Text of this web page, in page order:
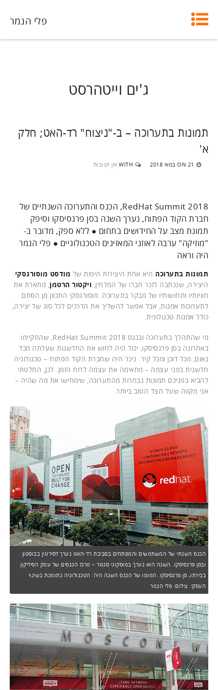
פלי הנמר
ג'ים וייטהרסט
תמונות בתערוכה – ב-"ניצוח" רד-האט; חלק
א'
ON 21 במאי 2018 WITH אין תגובות
RedHat Summit 2018, הכנס והתערוכה השנתיים של
חברת הקוד הפתוח, נערך השנה בסן פרנסיסקו וסיפק
תמונת מצב על החידושים בתחום ● ללא ספק, מדובר ב-
"מוזיקה" ערבה לאוזני המאזינים הטכנולוגיים ● פלי הנמר
היה וראה
תמונות בתערוכה היא אחת היצירות היפות של מודסט מוסורגסקי.
היצירה, שנכתבה לזכר חברו של המלחין, ויקטור הרטמן, מתארת את
חוויותיו ותחושותיו של מבקר בתערוכה. מוסורגסקי התכוון מן הסתם
לתערוכות אמנות, אבל אפשר להשליך את הדרכים לכל סוג של יצירה,
כולל אמנות טכנולוגית.
מי שהתהלך בתערוכה ובכנס RedHat Summit 2018, שהתקיימו
באחרונה בסן פרנסיסקו, יכול היה לחוש את החדשנות שעלתה מכל
נאום, מכל דוכן ומכל קיר. ניכר היה שחברת הקוד הפתוח – טכנולוגיה
חדשנית בפני עצמה – מתאימה את עצמה לרוח הזמן. לכן, החלטתי
להביא בפניכם תמונות נבחרות מהתערוכה, שימחישו את מה שהיה –
אני מקווה שעל הצד הטוב ביותר.
הכנס השנתי של המשתמשים והמפתחים בסביבת רד-האט נערך לסירוגין בבוסטון
ובסן פרנסיסקו. השנה הוא נערך במוסקוני סנטר – מרכז הכנסים של עמק הסיליקון
בבירתו, סן פרנסיסקו. המוטו של הכנס השנה היה: הטכנולוגיה כתומכת בשינוי
העסקי. צילום: פלי הנמר